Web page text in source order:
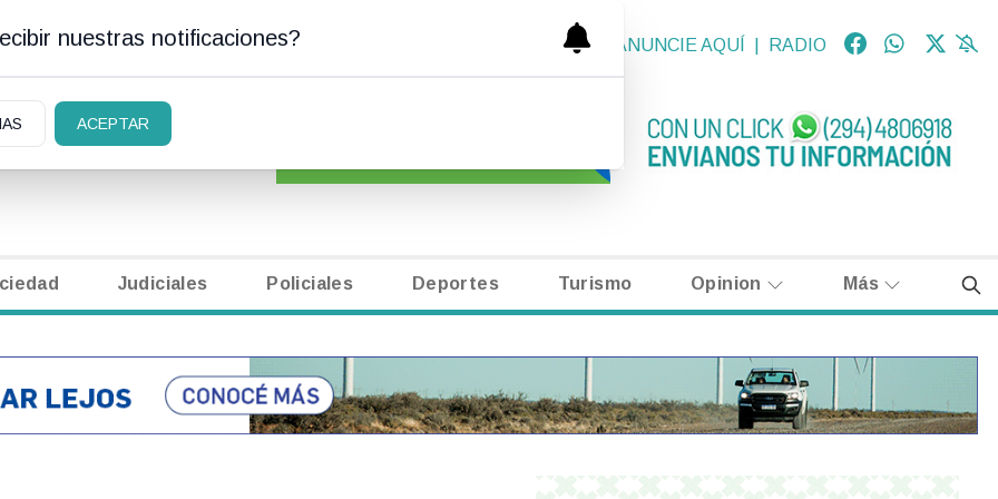
DE BARILOCHE CLASIFICADOS NECROLÓGICAS ANUNCIE AQUÍ RADIO
Judiciales Policiales Deportes Turismo Opinion Más
nuestras notificaciones?
ACEPTAR